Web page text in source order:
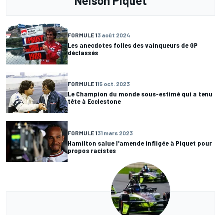
FORMULE 13 août 2024
Les anecdotes folles des vainqueurs de GP
déclassés
FORMULE 115 oct. 2023
Le Champion du monde sous-estimé qui a tenu
tête à Ecclestone
FORMULE 131 mars 2023
Hamilton salue l'amende infligée à Piquet pour
propos racistes